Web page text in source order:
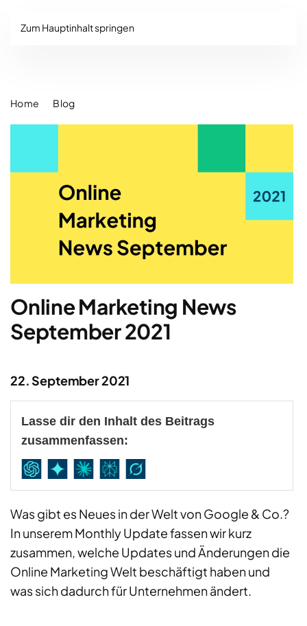
Zum Hauptinhalt springen
Home Blog
Online Marketing News
September 2021
22. September 2021
Lasse dir den Inhalt des Beitrags
zusammenfassen:
Was gibt es Neues in der Welt von Google & Co.?
In unserem Monthly Update fassen wir kurz
zusammen, welche Updates und Änderungen die
Online Marketing Welt beschäftigt haben und
was sich dadurch für Unternehmen ändert.